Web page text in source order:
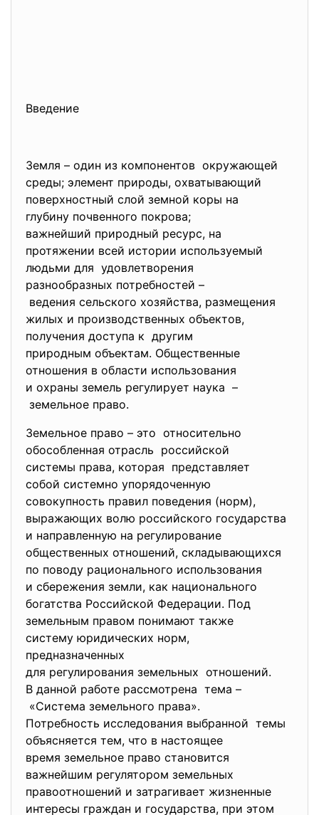
Введение
Земля – один из компонентов окружающей
среды; элемент природы, охватывающий
поверхностный слой земной коры на
глубину почвенного покрова;
важнейший природный ресурс, на
протяжении всей истории используемый
людьми для удовлетворения
разнообразных потребностей –
ведения сельского хозяйства, размещения
жилых и производственных объектов,
получения доступа к другим
природным объектам. Общественные
отношения в области использования
и охраны земель регулирует наука –
земельное право.
Земельное право – это относительно
обособленная отрасль российской
системы права, которая представляет
собой системно упорядоченную
совокупность правил поведения (норм),
выражающих волю российского государства
и направленную на регулирование
общественных отношений, складывающихся
по поводу рационального использования
и сбережения земли, как национального
богатства Российской Федерации. Под
земельным правом понимают также
систему юридических норм,
предназначенных
для регулирования земельных отношений.
В данной работе рассмотрена тема –
«Система земельного права».
Потребность исследования выбранной темы
объясняется тем, что в настоящее
время земельное право становится
важнейшим регулятором земельных
правоотношений и затрагивает жизненные
интересы граждан и государства, при этом